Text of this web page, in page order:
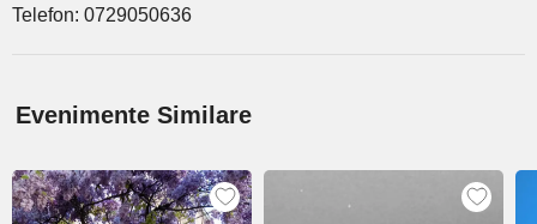
Telefon: 0729050636
Evenimente Similare